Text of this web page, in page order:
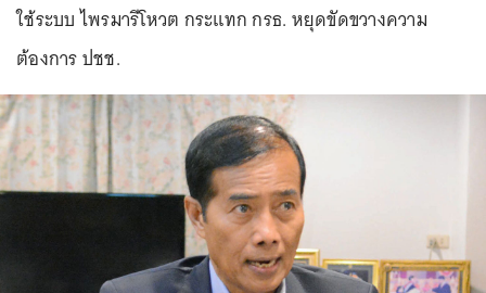
ใช้ระบบ ไพรมารีโหวต กระแทก กรธ. หยุดขัดขวางความ
ต้องการ ปชช.